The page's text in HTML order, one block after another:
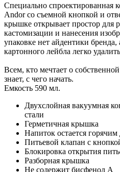
Специально спроектированная
Andor со съемной кнопкой и
крышке открывает простор для
кастомизации и нанесения
упаковке нет айдентики бренда,
картонного лейбла легко
Всем, кто мечтает о
знает, с чего начать.
Емкость 590 мл.
Двухслойная вакуумная
стали
Герметичная крышка
Напиток остается горячим
Питьевой клапан с
Блокировка открытия
Разборная крышка
Не содержит бисфенол А